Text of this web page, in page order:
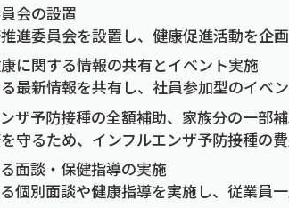
会の設置
進委員会を設置し、健康促進活動を企画
に関する情報の共有とイベント実施
最新情報を共有し、社員参加型のイベ
ザ予防接種の全額補助、家族分の一部
守るため、インフルエンザ予防接種の
面談・保健指導の実施
個別面談や健康指導を実施し、従業員